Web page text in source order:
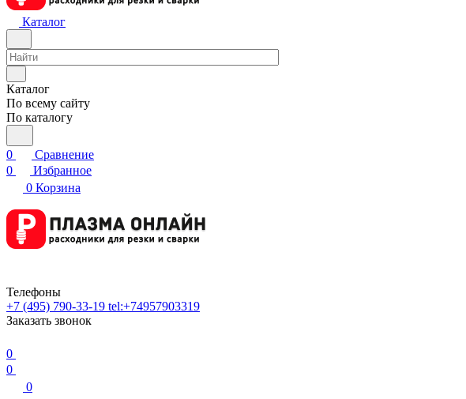
Каталог
Каталог
По всему сайту
По каталогу
0
Сравнение
0
Избранное
0 Корзина
Телефоны
+7 (495) 790-33-19 tel:+74957903319
Заказать звонок
0
0
0